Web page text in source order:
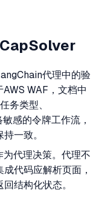
CapSolver
代理中的验
WAF，文档中
任务类型、
感的令牌工作流，
一致。
代理决策。代理不
代码应解析页面，
回结构化状态。